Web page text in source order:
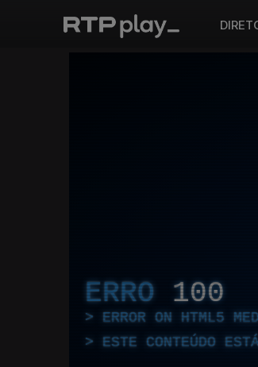
ERRO 100
ERROR ON HTML5
ESTE CONTEÚDO